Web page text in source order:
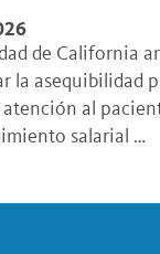
de California
la asequibilidad
al
salarial …